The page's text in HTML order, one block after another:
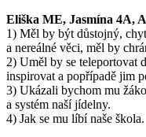
Eliška ME, Jasmína 4A,
1) Měl by být důstojný,
a nereálné věci, měl by
2) Uměl by se teleportovat
inspirovat a popřípadě jim
3) Ukázali bychom mu
a systém naší jídelny.
4) Jak se mu líbí naše škola.